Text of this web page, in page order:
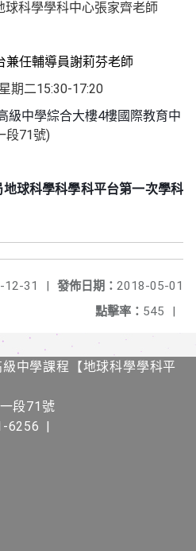
球科學學科中心張家齊老師
兼任輔導員謝莉芬老師
期二15:30-17:20
級中學綜合大樓4樓國際教育中
段71號)
地球科學科學科平台第一次學科
發佈日期： 2018-05-01
12-31
|
點擊率： 545 |
中學課程​【​地球科學學科平
段71號
6256 |